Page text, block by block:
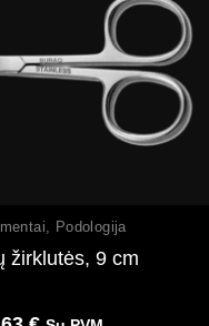
, Podologija
žirklutės, 9 cm